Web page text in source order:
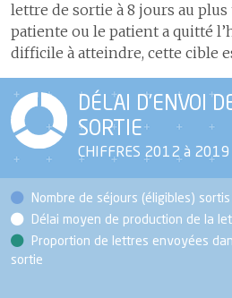
lettre de sortie à 8 jours au plus
patiente ou le patient a quitté
difficile à atteindre, cette cible
DÉLAI D’ENVOI
SORTIE
CHIFFRES 2012 à 2019
Nombre de séjours (éligibles) sortis
Délai moyen de production de la
Proportion de lettres envoyées
sortie